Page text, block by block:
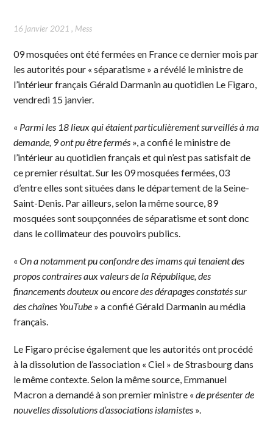
16 janvier 2021 , Mess
09 mosquées ont été fermées en France ce dernier mois par
les autorités pour « séparatisme » a révélé le ministre de
l’intérieur français Gérald Darmanin au quotidien Le Figaro,
vendredi 15 janvier.
« Parmi les 18 lieux qui étaient particulièrement surveillés à ma
demande, 9 ont pu être fermés », a confié le ministre de
l’intérieur au quotidien français et qui n’est pas satisfait de
ce premier résultat. Sur les 09 mosquées fermées, 03
d’entre elles sont situées dans le département de la Seine-
Saint-Denis. Par ailleurs, selon la même source, 89
mosquées sont soupçonnées de séparatisme et sont donc
dans le collimateur des pouvoirs publics.
«On a notamment pu confondre des imams qui tenaient des
propos contraires aux valeurs de la République, des
financements douteux ou encore des dérapages constatés sur
des chaînes YouTube » a confié Gérald Darmanin au média
français.
Le Figaro précise également que les autorités ont procédé
à la dissolution de l’association « Ciel » de Strasbourg dans
le même contexte. Selon la même source, Emmanuel
Macron a demandé à son premier ministre «de présenter de
nouvelles dissolutions d’associations islamistes ».